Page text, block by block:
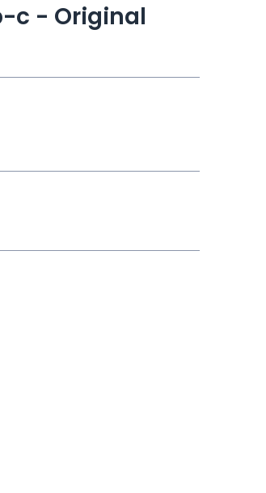
c - Original